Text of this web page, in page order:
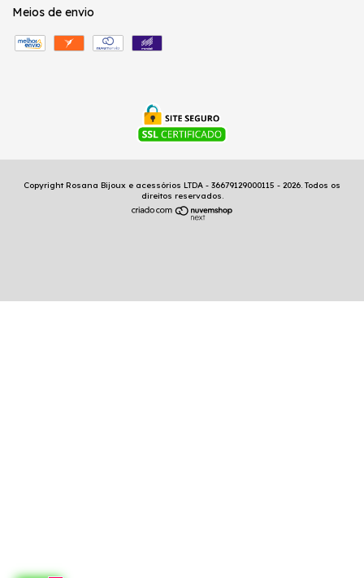
Meios de envio
Copyright Rosana Bijoux e acessórios LTDA - 36679129000115 - 2026. Todos os
direitos reservados.